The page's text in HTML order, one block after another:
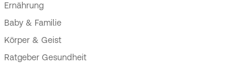
Ernährung
Baby & Familie
Körper & Geist
Ratgeber Gesundheit